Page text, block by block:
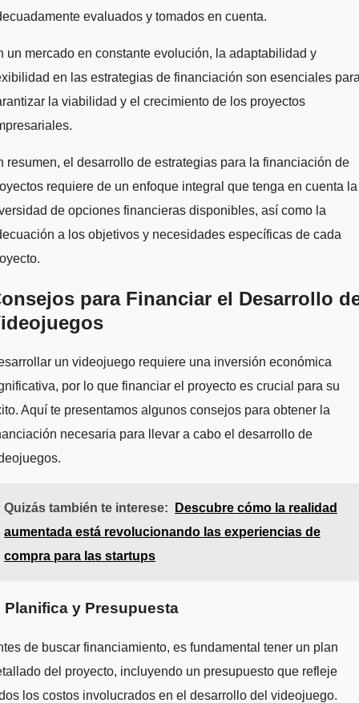
evaluados y tomados en cuenta.
un mercado en constante evolución, la adaptabilidad y
en las estrategias de financiación son esenciales
la viabilidad y el crecimiento de los proyectos
resumen, el desarrollo de estrategias para la financiación de
requiere de un enfoque integral que tenga en cuenta la
de opciones financieras disponibles, así como la
a los objetivos y necesidades específicas de cada
para Financiar el Desarrollo
un videojuego requiere una inversión económica
por lo que financiar el proyecto es crucial para su
Aquí te presentamos algunos consejos para obtener la
necesaria para llevar a cabo el desarrollo de
Quizás también te interese:
Descubre cómo la realidad
aumentada está revolucionando las experiencias de
compra para las startups
Planifica y Presupuesta
de buscar financiamiento, es fundamental tener un plan
del proyecto, incluyendo un presupuesto que refleje
los costos involucrados en el desarrollo del videojuego.